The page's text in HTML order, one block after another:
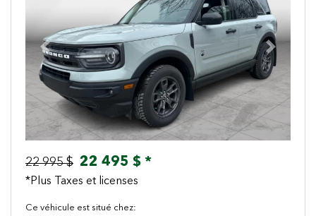
Previous Next
22 995 $ 22 495 $ *
*Plus Taxes et licenses
Ce véhicule est situé chez: